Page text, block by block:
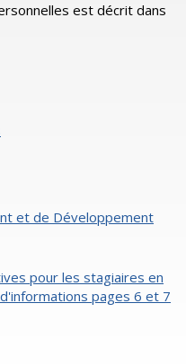
est décrit dans
et de Développement
pour les stagiaires en
pages 6 et 7